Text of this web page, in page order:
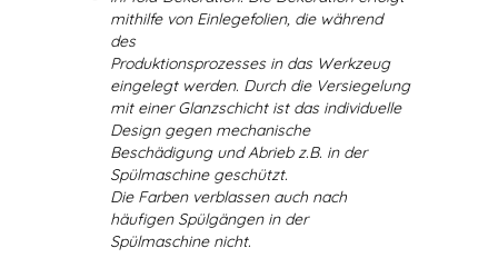
mithilfe von Einlegefolien, die während
des
Produktionsprozesses in das Werkzeug
eingelegt werden. Durch die Versiegelung
mit einer Glanzschicht ist das individuelle
Design gegen mechanische
Beschädigung und Abrieb z.B. in der
Spülmaschine geschützt.
Die Farben verblassen auch nach
häufigen Spülgängen in der
Spülmaschine nicht.